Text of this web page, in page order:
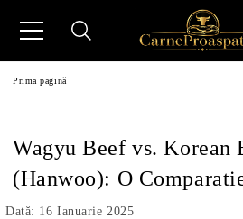
Prima pagină
Wagyu Beef vs. Korean
(Hanwoo): O
Dată: 16 Ianuarie 2025